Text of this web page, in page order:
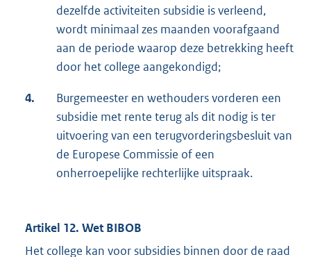
dezelfde activiteiten subsidie is verleend,
wordt minimaal zes maanden voorafgaand
aan de periode waarop deze betrekking heeft
door het college aangekondigd;
4.
Burgemeester en wethouders vorderen een
subsidie met rente terug als dit nodig is ter
uitvoering van een terugvorderingsbesluit van
de Europese Commissie of een
onherroepelijke rechterlijke uitspraak.
Artikel 12. Wet BIBOB
Het college kan voor subsidies binnen door de raad